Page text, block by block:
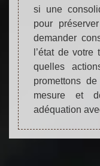
si une
pour
demander
l’état de
quelles
promettons
mesure et
adéquation